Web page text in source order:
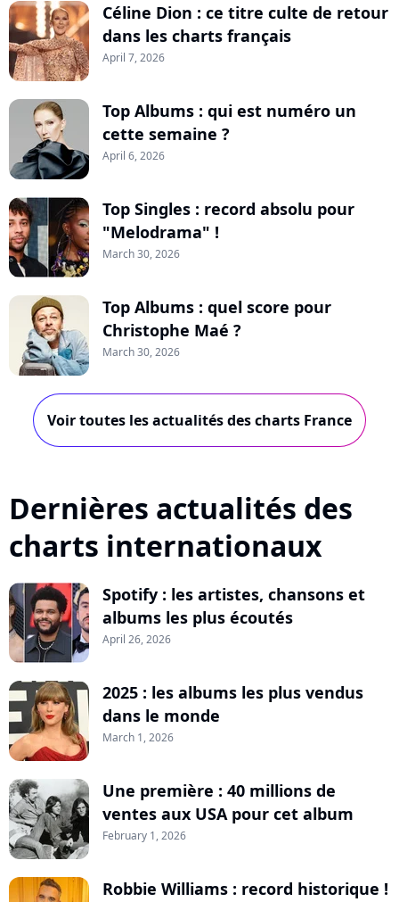
Céline Dion : ce titre culte de retour
dans les charts français
April 7, 2026
Top Albums : qui est numéro un
cette semaine ?
April 6, 2026
Top Singles : record absolu pour
"Melodrama" !
March 30, 2026
Top Albums : quel score pour
Christophe Maé ?
March 30, 2026
Voir toutes les actualités des charts France
Dernières actualités des
charts internationaux
Spotify : les artistes, chansons et
albums les plus écoutés
April 26, 2026
2025 : les albums les plus vendus
dans le monde
March 1, 2026
Une première : 40 millions de
ventes aux USA pour cet album
February 1, 2026
Robbie Williams : record historique !